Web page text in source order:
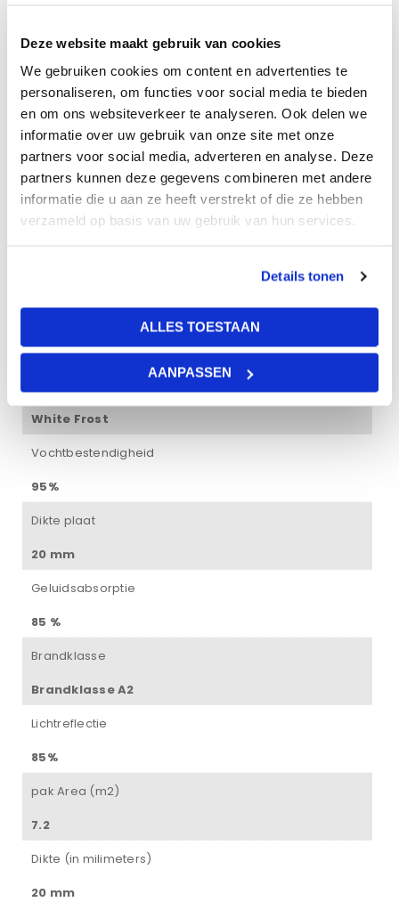
Deze website maakt gebruik van cookies
We gebruiken cookies om content en advertenties te
personaliseren, om functies voor social media te bieden
en om ons websiteverkeer te analyseren. Ook delen we
informatie over uw gebruik van onze site met onze
partners voor social media, adverteren en analyse. Deze
partners kunnen deze gegevens combineren met andere
informatie die u aan ze heeft verstrekt of die ze hebben
verzameld op basis van uw gebruik van hun services.
Details tonen
ALLES TOESTAAN
AANPASSEN
gekwalificeerd als onbrandbaar. De panelen zijn bijna
volledig vochtbestendig, zij hebben namelijk een
vochtbestendigheid tot 95% bij 30 graden Celcius.
Kantafwerking, E T15:
E T15
Afmetingen
120 × 60 × 2 cm
White Frost
Vochtbestendigheid
95%
Dikte plaat
20 mm
Geluidsabsorptie
85 %
Brandklasse
Brandklasse A2
Lichtreflectie
85%
pak Area (m2)
7.2
Dikte (in milimeters)
20 mm